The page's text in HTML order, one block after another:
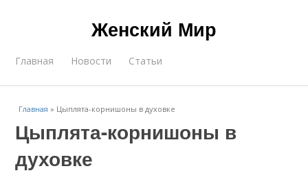
Женский Мир
Главная Новости Статьи
Главная » Цыплята-корнишоны в духовке
Цыплята-корнишоны в
духовке